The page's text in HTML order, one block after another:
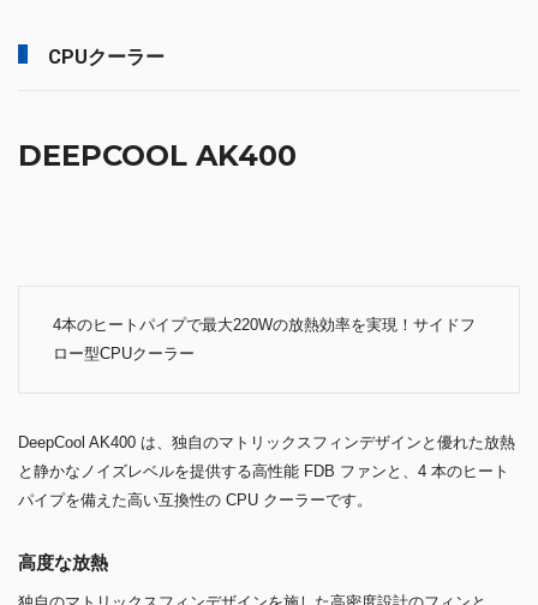
ロー型CPUクーラー